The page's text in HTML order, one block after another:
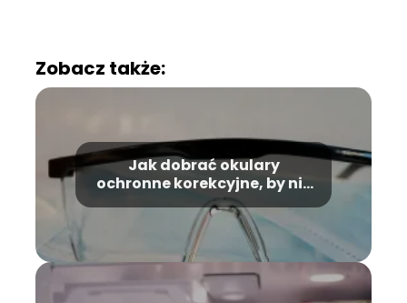
Zobacz także:
Jak dobrać okulary
ochronne korekcyjne, by nie
przeszkadzały podczas
wielogodzinnej pracy
fizycznej?